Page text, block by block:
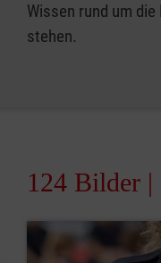
Wissen rund um
stehen.
124 Bilder